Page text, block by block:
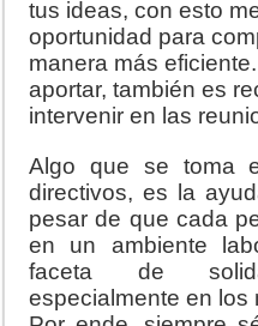
tus ideas, con esto
oportunidad para
manera más
aportar, también es
intervenir en las
Algo que se toma
directivos, es la
pesar de que cada
en un ambiente
faceta de
especialmente en los